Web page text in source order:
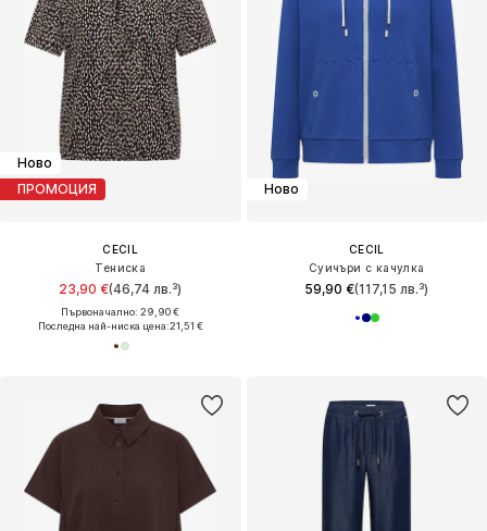
Ново
ПРОМОЦИЯ
CECIL
Тениска
23,90 €(46,74 лв.³)
Първоначално: 29,90 €
Последна най-ниска цена:21,51 €
Ново
CECIL
Суичъри с качулка
59,90 €(117,15 лв.³)